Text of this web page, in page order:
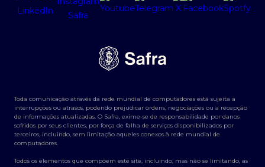
Toda comunicação através da rede mundial de computadores está sujeita a
interrupções ou atrasos, podendo prejudicar ordens, negociações ou a recepção
de informações atualizadas. O Safra, exime-se de responsabilidade por danos
sofridos por seus clientes, por força de falha de serviços disponibilizados por
terceiros, incluindo, sem limitação aqueles conexos à rede mundial de
computadores.
Todos os elementos que compõem este site, incluindo, mas não se limitando, as